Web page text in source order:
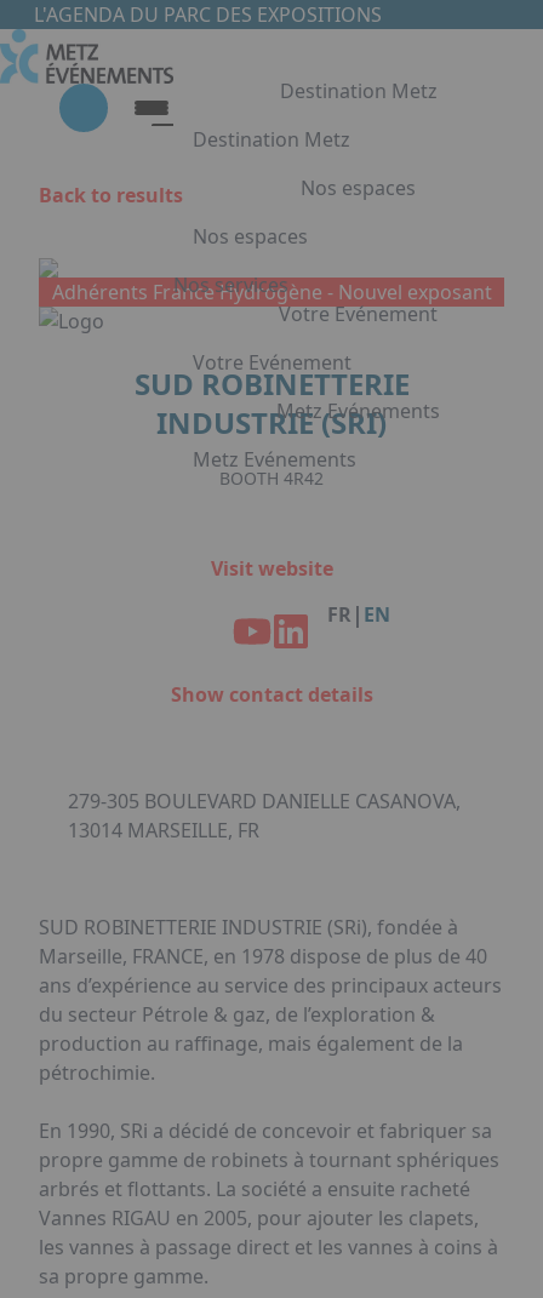
Skip to main content
L'AGENDA DU PARC DES EXPOSITIONS
Destination Metz
Destination Metz
Choisir Metz
Accès & Hébergement
Nos espaces
Nos espaces
Nos espaces
Halls d'exposition
Auditorium du Centre de Conventions
Foyer du Centre de Conventions
Salles de réunion & conférence
Nos services
Votre Evénement
Votre Evénement
Votre Evénement
Organisation de Congrès à Metz
Organisation de Salons à Metz
à Metz
Metz Evénements
Metz Evénements
Qui sommes-nous ?
Accéder au complexe
Nos références
Notre plaquette commerciale
FR | EN
Back to results
Adhérents France Hydrogène - Nouvel exposant
SUD ROBINETTERIE
INDUSTRIE (SRI)
BOOTH 4R42
Visit website
Show contact details
279-305 BOULEVARD DANIELLE CASANOVA,
13014 MARSEILLE, FR
SUD ROBINETTERIE INDUSTRIE (SRi), fondée à
Marseille, FRANCE, en 1978 dispose de plus de 40
ans d’expérience au service des principaux acteurs
du secteur Pétrole & gaz, de l’exploration &
production au raffinage, mais également de la
pétrochimie.
En 1990, SRi a décidé de concevoir et fabriquer sa
propre gamme de robinets à tournant sphériques
arbrés et flottants. La société a ensuite racheté
Vannes RIGAU en 2005, pour ajouter les clapets,
les vannes à passage direct et les vannes à coins à
sa propre gamme.
Cookies management panel